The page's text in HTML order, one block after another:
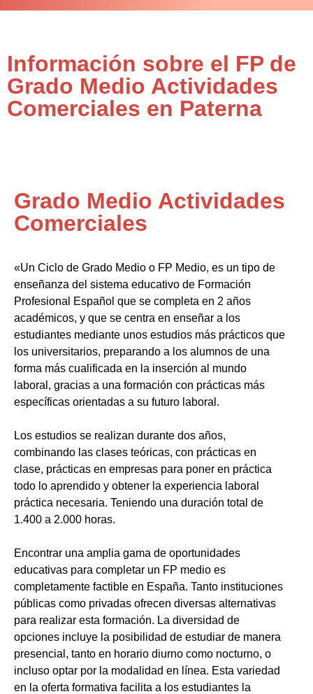
Información sobre el FP de
Grado Medio Actividades
Comerciales en Paterna
Grado Medio Actividades
Comerciales
«Un Ciclo de Grado Medio o FP Medio, es un tipo de
enseñanza del sistema educativo de Formación
Profesional Español que se completa en 2 años
académicos, y que se centra en enseñar a los
estudiantes mediante unos estudios más prácticos que
los universitarios, preparando a los alumnos de una
forma más cualificada en la inserción al mundo
laboral, gracias a una formación con prácticas más
específicas orientadas a su futuro laboral.
Los estudios se realizan durante dos años,
combinando las clases teóricas, con prácticas en
clase, prácticas en empresas para poner en práctica
todo lo aprendido y obtener la experiencia laboral
práctica necesaria. Teniendo una duración total de
1.400 a 2.000 horas.
Encontrar una amplia gama de oportunidades
educativas para completar un FP medio es
completamente factible en España. Tanto instituciones
públicas como privadas ofrecen diversas alternativas
para realizar esta formación. La diversidad de
opciones incluye la posibilidad de estudiar de manera
presencial, tanto en horario diurno como nocturno, o
incluso optar por la modalidad en línea. Esta variedad
en la oferta formativa facilita a los estudiantes la